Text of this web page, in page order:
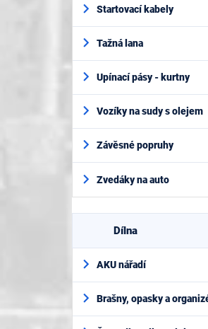
Startovací kabely
Tažná lana
Upínací pásy - kurtny
Vozíky na sudy s olejem
Závěsné popruhy
Zvedáky na auto
Dílna
AKU nářadí
Brašny, opasky a